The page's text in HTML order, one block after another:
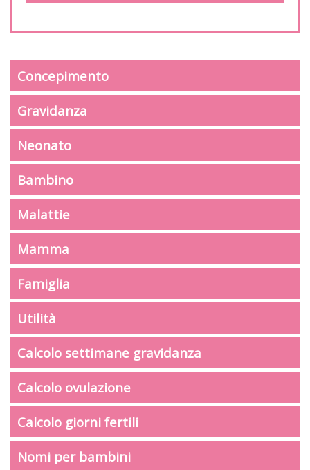
Concepimento
Gravidanza
Neonato
Bambino
Malattie
Mamma
Famiglia
Utilità
Calcolo settimane gravidanza
Calcolo ovulazione
Calcolo giorni fertili
Nomi per bambini